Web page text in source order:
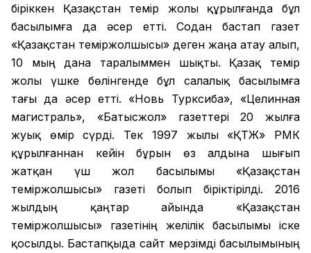
біріккен Қазақстан темір жолы құрылғанда бұл
басылымға да әсер етті. Содан бастап газет
«Қазақстан теміржолшысы» деген жаңа атау алып,
10 мың дана таралыммен шықты. Қазақ темір
жолы үшке бөлінгенде бұл салалық басылымға
тағы да әсер етті. «Новь Турксиба», «Целинная
магистраль», «Батысжол» газеттері 20 жылға
жуық өмір сүрді. Тек 1997 жылы «ҚТЖ» РМК
құрылғаннан кейін бұрын өз алдына шығып
жатқан үш жол басылымы «Қазақстан
теміржолшысы» газеті болып біріктірілді. 2016
жылдың қаңтар айында «Қазақстан
теміржолшысы» газетінің желілік басылымы іске
қосылды. Бастапқыда сайт мерзімді басылымының